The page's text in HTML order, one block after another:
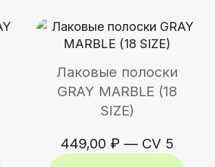
Лаковые полоски
GRAY MARBLE (18
SIZE)
449,00 ₽ — CV 5